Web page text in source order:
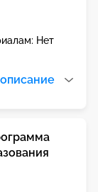
Нет